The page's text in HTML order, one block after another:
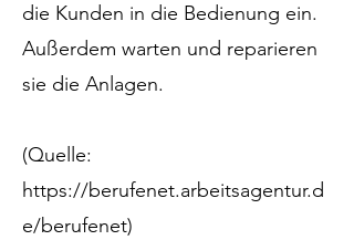
die Kunden in die Bedienung ein.
Außerdem warten und reparieren
sie die Anlagen.
(Quelle:
https://berufenet.arbeitsagentur.d
e/berufenet)